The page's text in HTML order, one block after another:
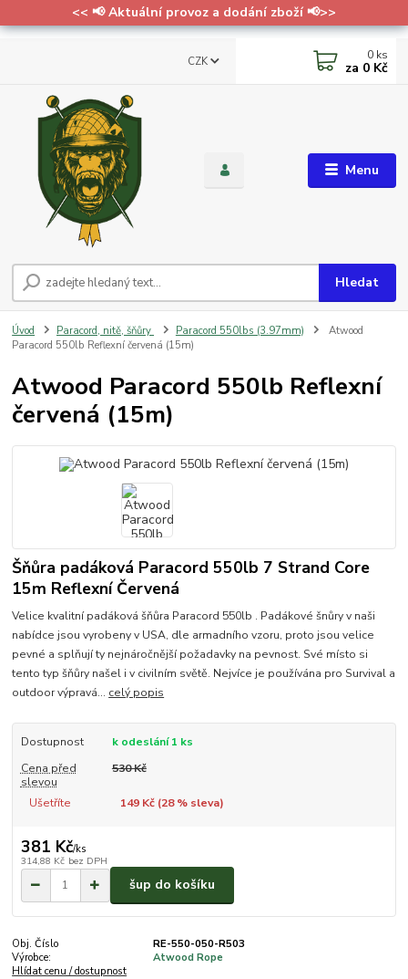
<< 📢 Aktuální provoz a dodání zboží 📢>>
Menu
CZK
Hledat
0 ks
za 0 Kč
Úvod Paracord, nitě, šňůry Paracord 550lbs (3.97mm)
Atwood
Paracord 550lb Reflexní červená (15m)
Atwood Paracord 550lb Reflexní
červená (15m)
Šňůra padáková Paracord 550lb 7 Strand Core
15m Reflexní Červená
Velice kvalitní padáková šňůra Paracord 550lb . Padákové šnůry v naši
nabídce jsou vyrobeny v USA, dle armadního vzoru, proto jsou velice
pevné a splňují ty nejnáročnější požadavky na pevnost. Své místo si
tento typ šňůry našel i v civilním světě. Nejvíce je používána pro Survival a
outdoor výpravá... celý popis
Dostupnost
k odeslání 1 ks
Cena před
slevou
530 Kč
Ušetříte 149 Kč (28% sleva)
381 Kč/ks
314,88 Kč bez DPH
šup do košíku
Obj. Číslo
RE-550-050-R503
Výrobce:
Atwood Rope
Hlídat cenu / dostupnost